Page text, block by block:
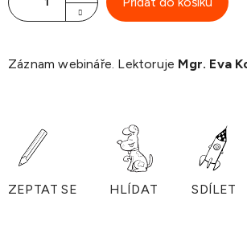
Záznam webináře. Lektoruje Mgr. Eva
ZEPTAT SE HLÍDAT SDÍLET